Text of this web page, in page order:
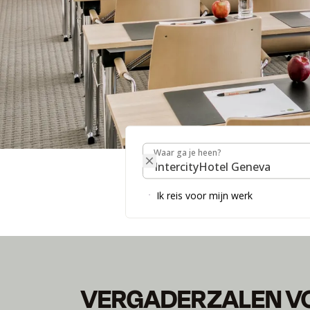
VERGADERINGEN
Waar ga je heen?
Waar ga je heen?
Ik reis voor mijn werk
VERGADERZALEN